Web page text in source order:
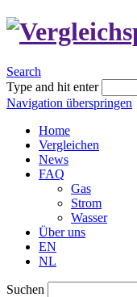
Search
Type and hit enter
Navigation überspringen
Home
Vergleichen
News
FAQ
Gas
Strom
Wasser
Über uns
EN
NL
Suchen